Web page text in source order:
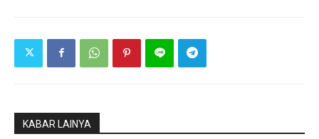
KABAR LAINYA